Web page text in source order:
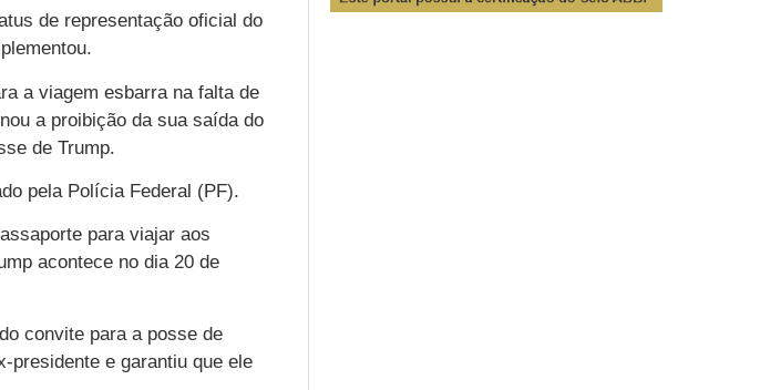
de representação oficial do
a viagem esbarra na falta de
a proibição da sua saída do
de Trump.
pela Polícia Federal (PF).
para viajar aos
acontece no dia 20 de
convite para a posse de
presidente e garantiu que ele